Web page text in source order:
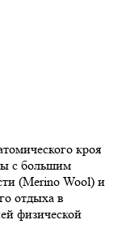
кроя
с большим
(Merino Wool) и
отдыха в
физической